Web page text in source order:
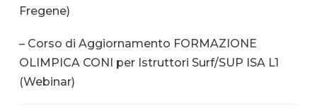
Fregene)
– Corso di Aggiornamento FORMAZIONE
OLIMPICA CONI per Istruttori Surf/SUP ISA L1
(Webinar)